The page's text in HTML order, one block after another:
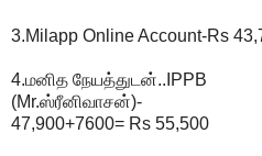
3.Milapp Online Account-Rs
4.மனித நேயத்துடன்..IPPB
(Mr.ஸ்ரீனிவாசன்)-
47,900+7600= Rs 55,500